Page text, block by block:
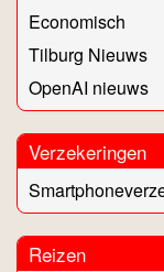
Economisch
Tilburg Nieuws
OpenAI nieuws
Verzekeringen
Reizen